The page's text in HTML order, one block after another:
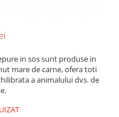
in sos sunt produse in
mare de carne, ofera toti
a animalului dvs. de